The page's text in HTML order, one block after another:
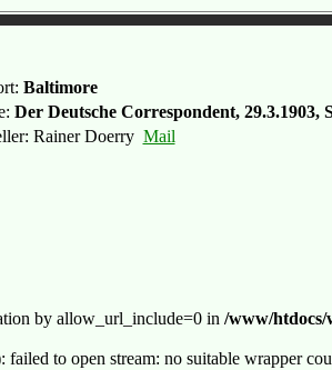
Baltimore
Der Deutsche Correspondent, 29.3.1903,
Rainer Doerry Mail
by allow_url_include=0 in /www/htdocs/
to open stream: no suitable wrapper